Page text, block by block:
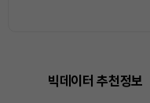
빅데이터 추천정보